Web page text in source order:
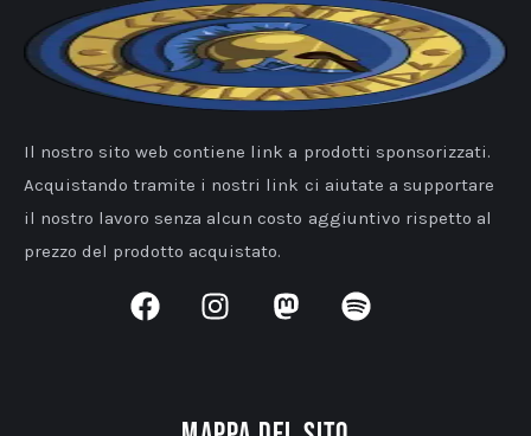
Il nostro sito web contiene link a prodotti sponsorizzati.
Acquistando tramite i nostri link ci aiutate a supportare
il nostro lavoro senza alcun costo aggiuntivo rispetto al
prezzo del prodotto acquistato.